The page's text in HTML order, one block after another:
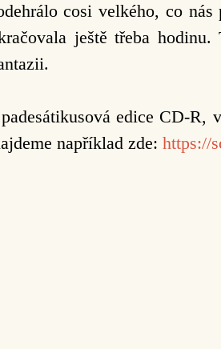
cosi velkého, co nás
ještě třeba
edice CD-
například zde: https://